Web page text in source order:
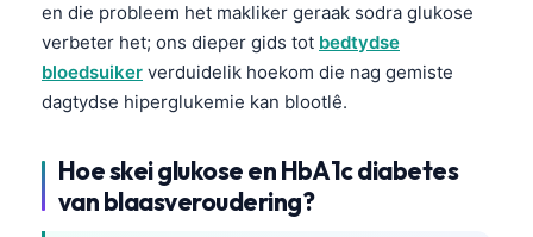
en die probleem het makliker geraak sodra glukose
verbeter het; ons dieper gids tot bedtydse
bloedsuiker verduidelik hoekom die nag gemiste
dagtydse hiperglukemie kan blootlê.
Hoe skei glukose en HbA1c diabetes
van blaasveroudering?